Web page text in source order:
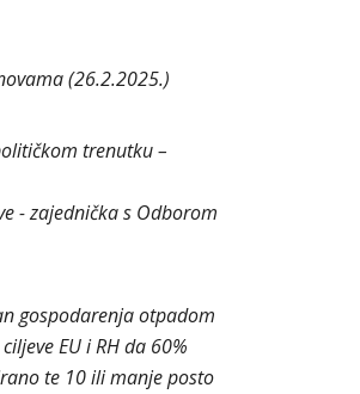
(26.2.2025.)
trenutku –
- zajednička s Odborom
gospodarenja otpadom
EU i RH da 60%
te 10 ili manje posto